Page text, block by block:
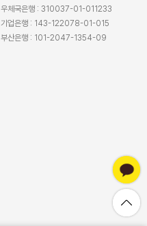
우체국은행 : 310037-01-011233
기업은행 : 143-122078-01-015
부산은행 : 101-2047-1354-09